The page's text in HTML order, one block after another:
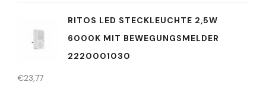
RITOS LED STECKLEUCHTE 2,5W
6000K MIT BEWEGUNGSMELDER
2220001030
€23,77